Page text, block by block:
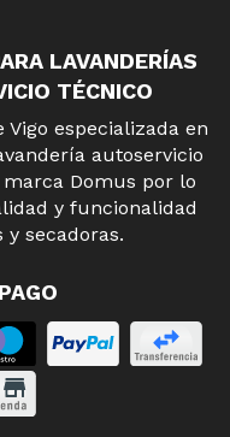
LAVANDERÍAS
TÉCNICO
especializada en
autoservicio
Domus por lo
y funcionalidad
y secadoras.